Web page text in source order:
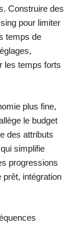
Construire des
pour limiter
temps de
les temps forts
plus fine,
le budget
des attributs
simplifie
progressions
prêt, intégration